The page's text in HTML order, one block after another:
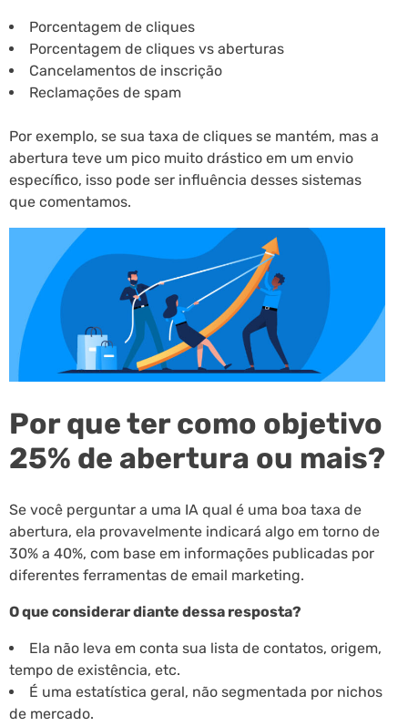
Porcentagem de cliques
Porcentagem de cliques vs aberturas
Cancelamentos de inscrição
Reclamações de spam
Por exemplo, se sua taxa de cliques se mantém, mas a
abertura teve um pico muito drástico em um envio
específico, isso pode ser influência desses sistemas
que comentamos.
Por que ter como objetivo
25% de abertura ou mais?
Se você perguntar a uma IA qual é uma boa taxa de
abertura, ela provavelmente indicará algo em torno de
30% a 40%, com base em informações publicadas por
diferentes ferramentas de email marketing.
O que considerar diante dessa resposta?
Ela não leva em conta sua lista de contatos, origem,
tempo de existência, etc.
É uma estatística geral, não segmentada por nichos
de mercado.